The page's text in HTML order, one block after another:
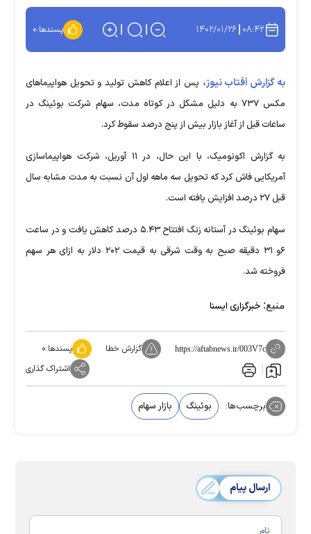
۰۸:۴۲ ۱۴۰۲/۰۱/۲۶ پسندها:۰
به گزارش آفتاب نیوز، پس از اعلام کاهش تولید و تحویل هواپیما‌های
مکس ۷۳۷ به دلیل مشکل در کوتاه مدت، سهام شرکت بوئینگ در
ساعات قبل از آغاز بازار بیش از پنج درصد سقوط کرد.
به گزارش اکونومیک، با این حال، در ۱۱ آوریل، شرکت هواپیماسازی
آمریکایی فاش کرد که تحویل سه ماهه اول آن نسبت به مدت مشابه سال
قبل ۲۷ درصد افزایش یافته است.
سهام بوئینگ در آستانه زنگ افتتاح ۵.۴۳ درصد کاهش یافت و در ساعت
۶و ۳۱ دقیقه صبح به وقت شرقی به قیمت ۲۰۲ دلار به ازای هر سهم
فروخته شد.
منبع: خبرگزاری ایسنا
https://aftabnews.ir/003V7c گزارش خطا پسندها:۰
اشتراک گذاری
برچسب‌ها: بوئینگ بازار سهام
ارسال پیام